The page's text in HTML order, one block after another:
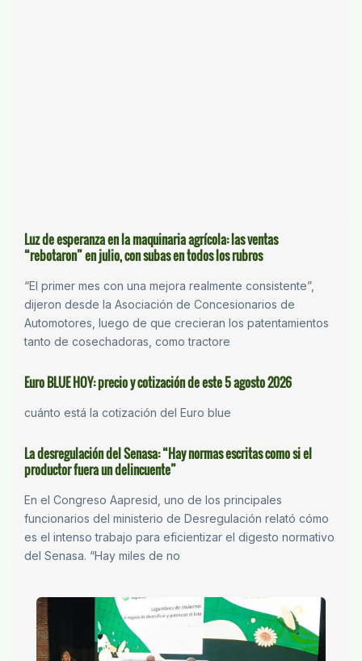
Luz de esperanza en la maquinaria agrícola: las ventas
“rebotaron” en julio, con subas en todos los rubros
“El primer mes con una mejora realmente consistente”,
dijeron desde la Asociación de Concesionarios de
Automotores, luego de que crecieran los patentamientos
tanto de cosechadoras, como tractore
Euro BLUE HOY: precio y cotización de este 5 agosto 2026
cuánto está la cotización del Euro blue
La desregulación del Senasa: “Hay normas escritas como si el
productor fuera un delincuente”
En el Congreso Aapresid, uno de los principales
funcionarios del ministerio de Desregulación relató cómo
es el intenso trabajo para eficientizar el digesto normativo
del Senasa. “Hay miles de no